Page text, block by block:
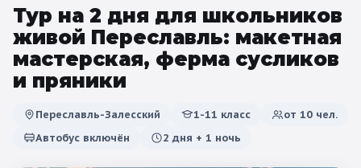
🔔 1 сентября
🗳️ 18 сентября
🥞 Масленица
🍂 Осенние
❄️ Зимние
☀️ Летние
Однодневные
2 дня / 1 ночь
3 дня и больше
🍂 Осенние
каникулы
🎄 Новогодние
🌷 Весенние
каникулы
Тур на 2 дня для школьников
живой Переславль: макетная
мастерская, ферма сусликов
и пряники
Переславль-Залесский 1-11 класс от 10 чел.
Автобус включён
2 дня + 1 ночь